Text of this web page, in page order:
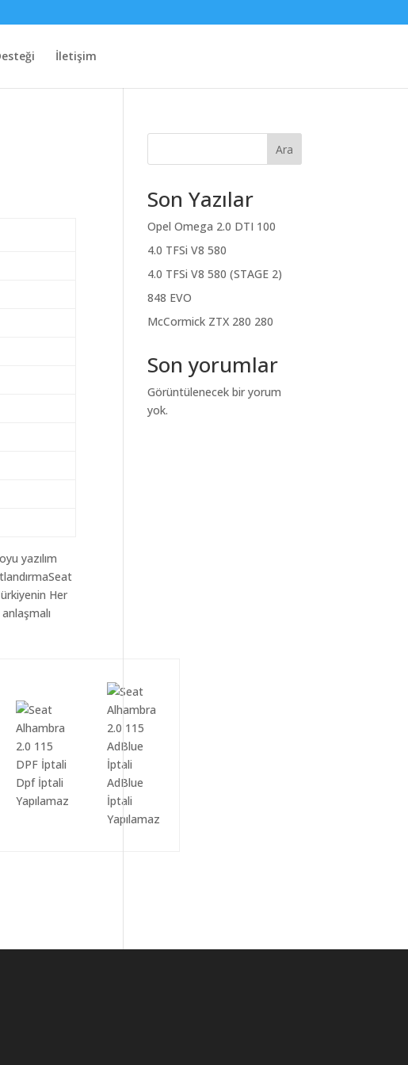
İletişim
yazılım
Her
Dpf İptali
Yapılamaz
AdBlue
İptali
Yapılamaz
Ara
Son Yazılar
Opel Omega 2.0 DTI 100
4.0 TFSi V8 580
4.0 TFSi V8 580 (STAGE 2)
848 EVO
McCormick ZTX 280 280
Son yorumlar
Görüntülenecek bir yorum
yok.